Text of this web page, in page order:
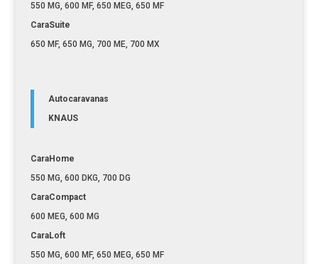
550 MG, 600 MF, 650 MEG, 650 MF
CaraSuite
650 MF, 650 MG, 700 ME, 700 MX
Autocaravanas
KNAUS
CaraHome
550 MG, 600 DKG, 700 DG
CaraCompact
600 MEG, 600 MG
CaraLoft
550 MG, 600 MF, 650 MEG, 650 MF